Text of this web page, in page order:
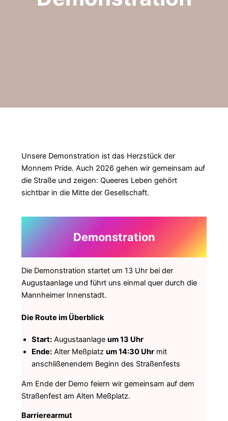
Unsere Demonstration ist das Herzstück der
Monnem Pride. Auch 2026 gehen wir gemeinsam auf
die Straße und zeigen: Queeres Leben gehört
sichtbar in die Mitte der Gesellschaft.
Demonstration
Die Demonstration startet um 13 Uhr bei der
Augustaanlage und führt uns einmal quer durch die
Mannheimer Innenstadt.
Die Route im Überblick
Start:Augustaanlage um 13 Uhr
Ende:Alter Meßplatz um 14:30 Uhrmit
anschlißenendem Beginn des Straßenfests
Am Ende der Demo feiern wir gemeinsam auf dem
Straßenfest am Alten Meßplatz.
Barrierearmut